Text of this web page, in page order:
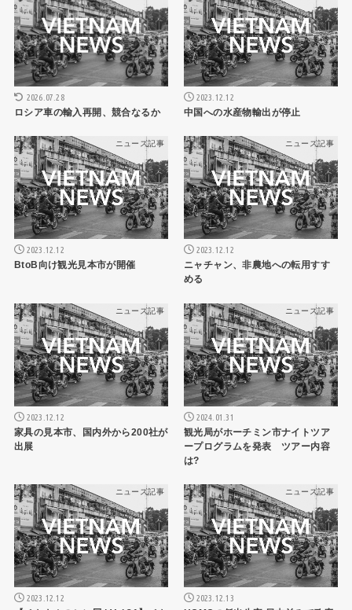
2026.07.28
ロシア車の輸入再開、競合なるか
2023.12.12
中国への水産物輸出が停止
ニュース記事
2023.12.12
BtoB向け観光見本市が開催
ニュース記事
2023.12.12
ニャチャン、非農地への転用すす
める
ニュース記事
2023.12.12
家具の見本市、国内外から200社が
出展
ニュース記事
2024.01.31
観光局がホーチミン市ナイトツア
ープログラムを発表 ツアー内容
は?
ニュース記事
2023.12.12
ニュース記事
2023.12.13